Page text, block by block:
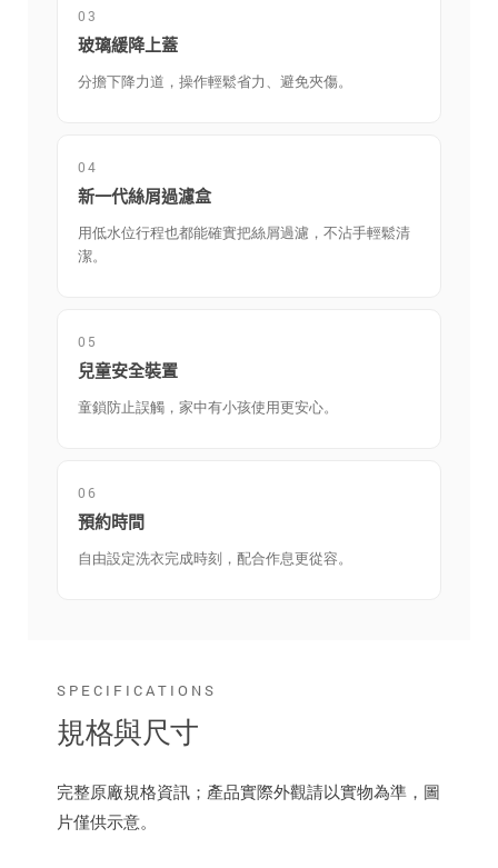
03
玻璃緩降上蓋
分擔下降力道，操作輕鬆省力、避免夾傷。
04
新一代絲屑過濾盒
用低水位行程也都能確實把絲屑過濾，不沾手輕鬆清
潔。
05
兒童安全裝置
童鎖防止誤觸，家中有小孩使用更安心。
06
預約時間
自由設定洗衣完成時刻，配合作息更從容。
SPECIFICATIONS
規格與尺寸
完整原廠規格資訊；產品實際外觀請以實物為準，圖
片僅供示意。